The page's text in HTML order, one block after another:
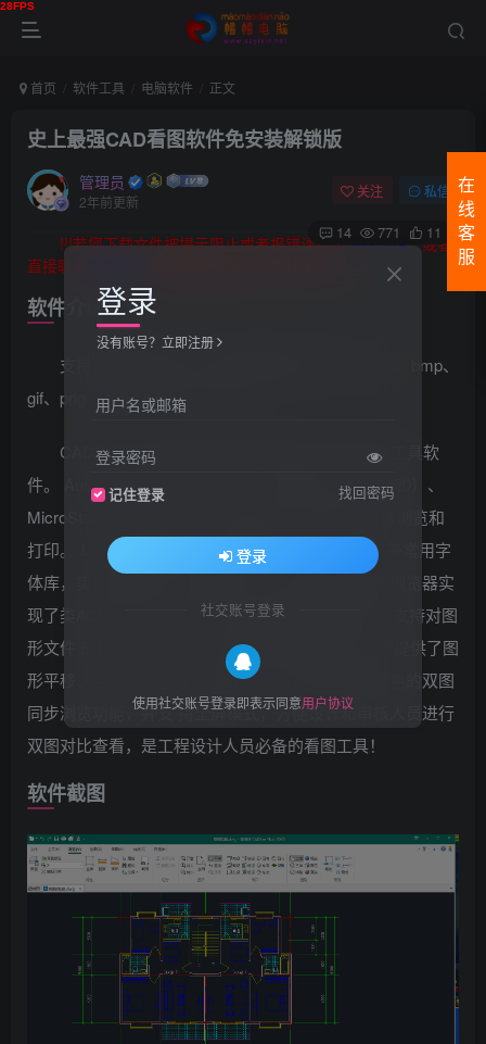
首页 软件工具 电脑软件 正文
史上最强CAD看图软件免安装解锁版
管理员
2年前更新
关注 私信
14 771 11
!!!若您下载文件被提示阻止或者报错请点击下载出错，或者
直接联系
软件介绍
支持多种图片格式。可看常用图片文件如（psd、bmp、
gif、png、jpg、jpeg、tif、tiff）
CADSee Plus 是专为工程设计相关人员设计的工具软
件。 AutoCAD DWG/DXF文件（支持版本为R14-2020）、
MicroStation DGN 和PDF文件脱离 CAD环境的快速浏览和
打印。 Metro界面风格，样式美观，体积小巧。 自带常用字
体库，实现图形文件浏览和管理。 内置多格式图形浏览器实
现了类ACDSee的DWG/DXF文件缩略图预览效果；支持对图
形文件 的拷贝、 粘贴、剪切和删除等管理操作。既提供了图
形平移、全屏、缩放等一般功能， 又提供了独具特色的双图
同步浏览功能，并支 持全屏模式，方便设计和审核人员进行
双图对比查看，是工程设计人员必备的看图工具！
软件截图
在
线
客
服
登录
没有账号？立即注册
用户名或邮箱
登录密码
记住登录 找回密码
登录
社交账号登录
使用社交账号登录即表示同意用户协议